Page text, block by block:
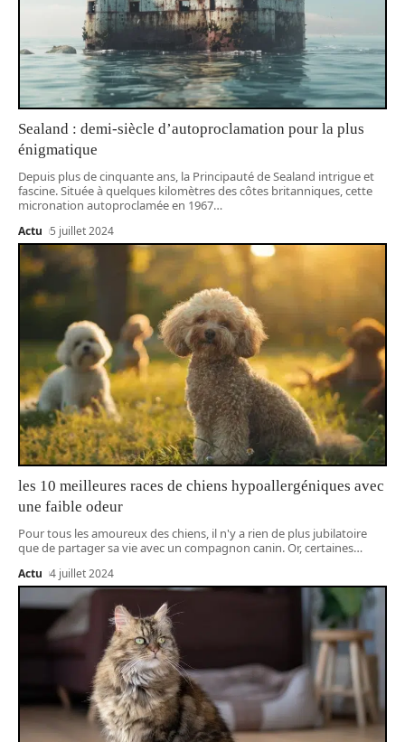
Sealand : demi-siècle d’autoproclamation pour la plus
énigmatique
Depuis plus de cinquante ans, la Principauté de Sealand intrigue et
fascine. Située à quelques kilomètres des côtes britanniques, cette
micronation autoproclamée en 1967…
Actu 5 juillet 2024
les 10 meilleures races de chiens hypoallergéniques avec
une faible odeur
Pour tous les amoureux des chiens, il n'y a rien de plus jubilatoire
que de partager sa vie avec un compagnon canin. Or, certaines…
Actu 4 juillet 2024